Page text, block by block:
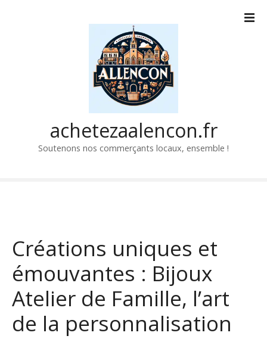
achetezaalencon.fr
Soutenons nos commerçants locaux, ensemble !
Créations uniques et
émouvantes : Bijoux
Atelier de Famille, l’art
de la personnalisation